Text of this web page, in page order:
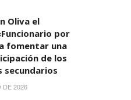
Oliva el
por
fomentar una
de los
secundarios
DE 2026